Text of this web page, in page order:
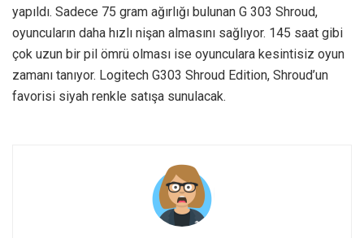
yapıldı. Sadece 75 gram ağırlığı bulunan G 303 Shroud,
oyuncuların daha hızlı nişan almasını sağlıyor. 145 saat gibi
çok uzun bir pil ömrü olması ise oyunculara kesintisiz oyun
zamanı tanıyor. Logitech G303 Shroud Edition, Shroud’un
favorisi siyah renkle satışa sunulacak.